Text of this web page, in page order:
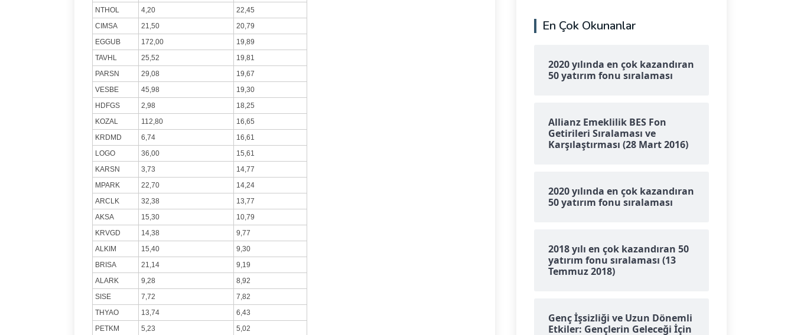
NTHOL
4,20
22,45
CIMSA
21,50
20,79
EGGUB
172,00
19,89
TAVHL
25,52
19,81
PARSN
29,08
19,67
VESBE
45,98
19,30
HDFGS
2,98
18,25
KOZAL
112,80
16,65
KRDMD
6,74
16,61
LOGO
36,00
15,61
KARSN
3,73
14,77
MPARK
22,70
14,24
ARCLK
32,38
13,77
AKSA
15,30
10,79
KRVGD
14,38
9,77
ALKIM
15,40
9,30
BRISA
21,14
9,19
ALARK
9,28
8,92
SISE
7,72
7,82
THYAO
13,74
6,43
PETKM
5,23
5,02
En Çok Okunanlar
2020 yılında en çok kazandıran
50 yatırım fonu sıralaması
Allianz Emeklilik BES Fon
Getirileri Sıralaması ve
Karşılaştırması (28 Mart 2016)
2020 yılında en çok kazandıran
50 yatırım fonu sıralaması
2018 yılı en çok kazandıran 50
yatırım fonu sıralaması (13
Temmuz 2018)
Genç İşsizliği ve Uzun Dönemli
Etkiler: Gençlerin Geleceği İçin